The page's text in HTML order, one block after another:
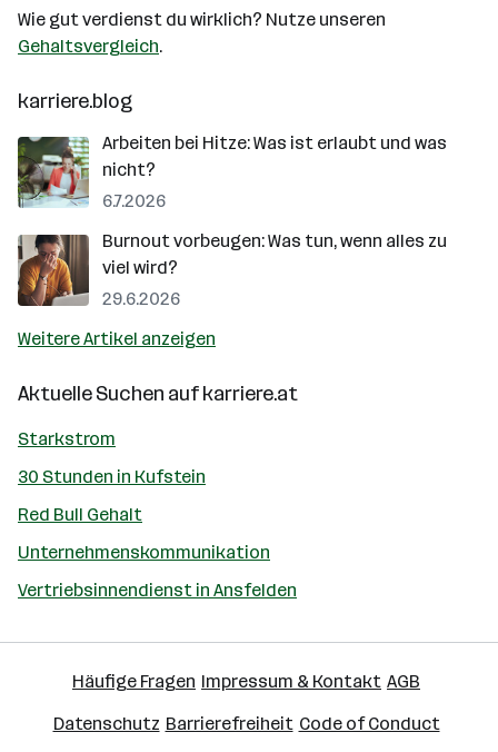
Wie gut verdienst du wirklich? Nutze unseren
Gehaltsvergleich.
karriere.blog
Arbeiten bei Hitze: Was ist erlaubt und was
nicht?
6.7.2026
Burnout vorbeugen: Was tun, wenn alles zu
viel wird?
29.6.2026
Weitere Artikel anzeigen
Aktuelle Suchen aufkarriere.at
Starkstrom
30 Stunden in Kufstein
Red Bull Gehalt
Unternehmenskommunikation
Vertriebsinnendienst in Ansfelden
Häufige Fragen Impressum & Kontakt AGB
Datenschutz Barrierefreiheit Code of Conduct